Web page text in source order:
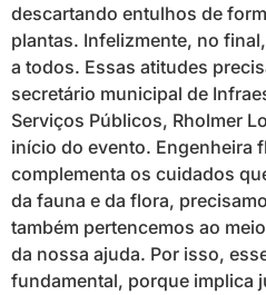
descartando entulhos de
plantas. Infelizmente, no
a todos. Essas atitudes
secretário municipal de
Serviços Públicos, Rholmer
início do evento. Engenheira
complementa os cuidados
da fauna e da flora,
também pertencemos ao
da nossa ajuda. Por isso,
fundamental, porque implica